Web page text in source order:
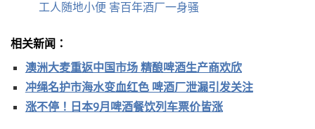
工人随地小便 害百年酒厂一身骚
相关新闻：
澳洲大麦重返中国市场 精酿啤酒生产商欢欣
冲绳名护市海水变血红色 啤酒厂泄漏引发关注
涨不停！日本9月啤酒餐饮列车票价皆涨